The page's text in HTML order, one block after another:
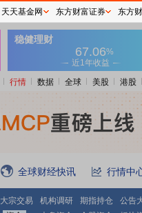
行情 数据 全球 美股 港股
全球财经快讯 行情中
大宗交易 机构调研 期指持仓
公告
天天基金网 东方财富证券 东方